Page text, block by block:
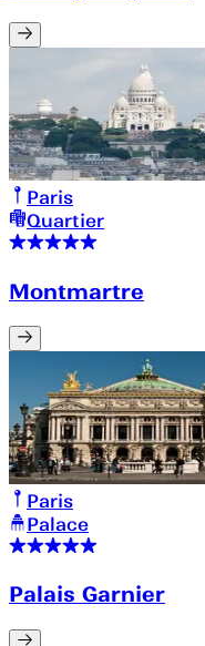
Paris
Quartier
Montmartre
Paris
Palace
Palais Garnier